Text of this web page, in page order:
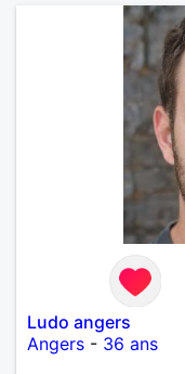
Ludo angers
Angers - 36 ans